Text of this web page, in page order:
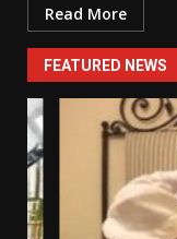
Read More
FEATURED NEWS